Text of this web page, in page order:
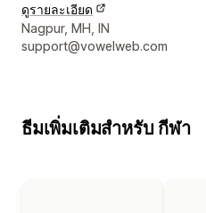
ดูรายละเอียด
รายละเอียดการติดต่อผู้ออกแบบ
Nagpur, MH, IN
support@vowelweb.com
ธีมเพิ่มเติมสำหรับ กีฬา